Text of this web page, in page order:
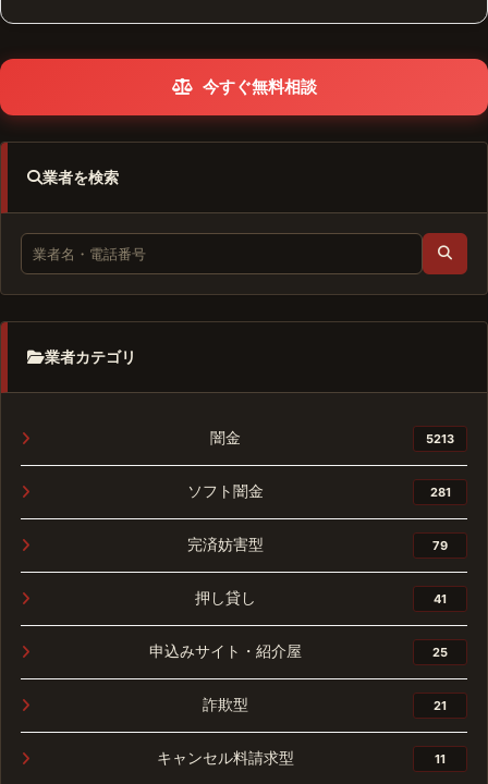
今すぐ無料相談
業者を検索
業者カテゴリ
闇金 5213
ソフト闇金 281
完済妨害型 79
押し貸し 41
申込みサイト・紹介屋 25
詐欺型 21
キャンセル料請求型 11